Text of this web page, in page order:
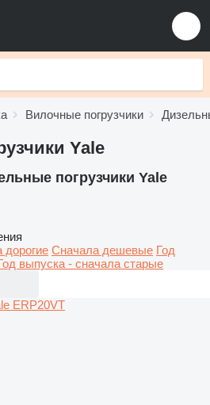
Вилочные погрузчики
Yale
погрузчики Yale
дорогие Сначала дешевые Год
выпуска - сначала старые